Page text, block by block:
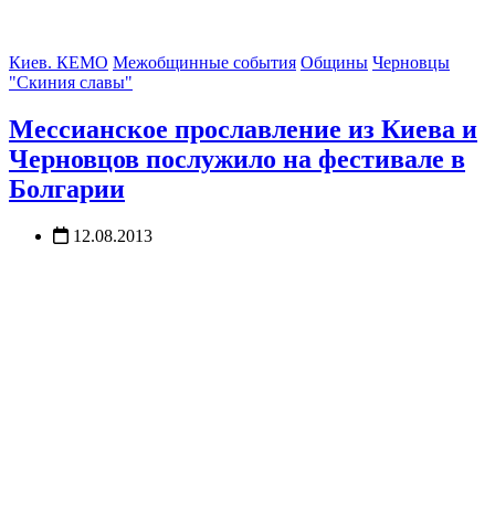
Киев. КЕМО Межобщинные события Общины Черновцы
"Скиния славы"
Мессианское прославление из Киева и
Черновцов послужило на фестивале в
Болгарии
12.08.2013